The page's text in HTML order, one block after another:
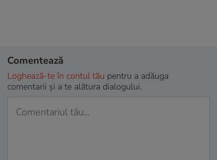
Comentează
Loghează-te în contul tău pentru a adăuga
comentarii și a te alătura dialogului.